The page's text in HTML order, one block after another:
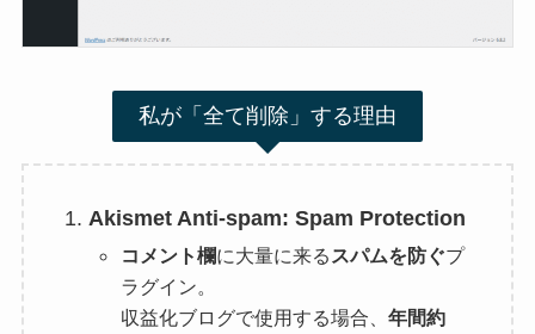
私が「全て削除」する理由
Akismet Anti-spam: Spam Protection
コメント欄に大量に来る スパムを防ぐプ
ラグイン。
収益化ブログで使用する場合、 年間約